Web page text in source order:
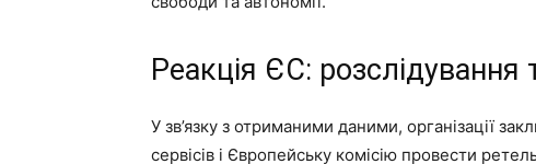
Реакція ЄС: розслідування
У зв’язку з отриманими даними, організації
сервісів і Європейську комісію провести